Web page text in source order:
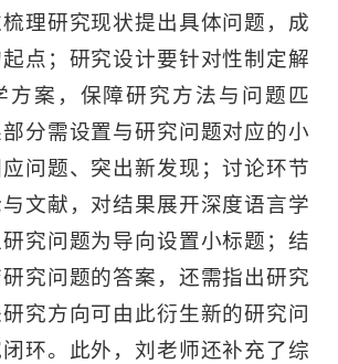
理研究现状提出具体问题，成
点；研究设计要针对性制定解
方案，保障研究方法与问题匹
分需设置与研究问题对应的小
问题、突出新发现；讨论环节
文献，对结果展开深度语言学
究问题为导向设置小标题；结
究问题的答案，还需指出研究
究方向可由此衍生新的研究问
环。此外，刘老师还补充了综